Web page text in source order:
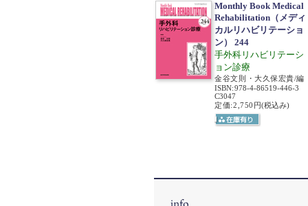
Monthly Book Medical
Rehabilitation（メディ
カルリハビリテーショ
ン） 244
手外科リハビリテーシ
ョン診療
金谷文則・大久保宏貴/編
ISBN:978-4-86519-446-3
C3047
定価:2,750円(税込み)